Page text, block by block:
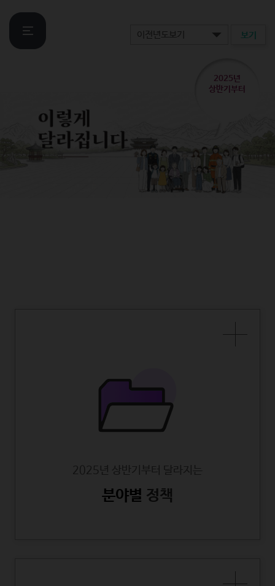
2025년
상반기부터
보기
2025년 상반기부터 달라지는
분야별 정책